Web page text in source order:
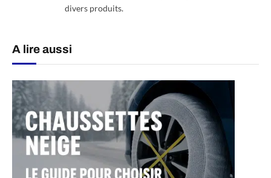
divers produits.
A lire aussi